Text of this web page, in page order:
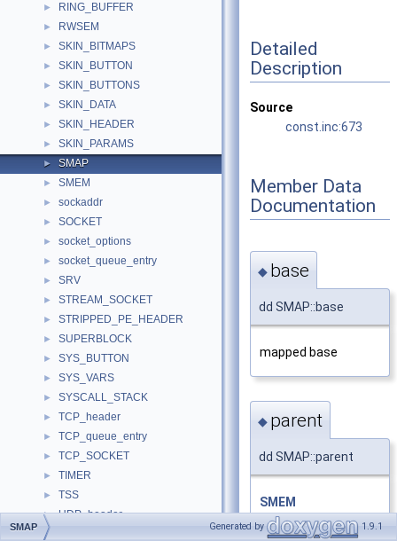
► RING_BUFFER
► RWSEM
► SKIN_BITMAPS
► SKIN_BUTTON
► SKIN_BUTTONS
► SKIN_DATA
► SKIN_HEADER
► SKIN_PARAMS
► SMAP
► SMEM
► sockaddr
► SOCKET
► socket_options
► socket_queue_entry
► SRV
► STREAM_SOCKET
► STRIPPED_PE_HEADER
► SUPERBLOCK
► SYS_BUTTON
► SYS_VARS
► SYSCALL_STACK
► TCP_header
► TCP_queue_entry
► TCP_SOCKET
► TIMER
► TSS
► UDP_header
►
Detailed
Description
Source
const.inc:673
Member Data
Documentation
◆ base
dd SMAP::base
mapped base
◆ parent
dd SMAP::parent
SMEM
SMAP Generated by 1.9.1